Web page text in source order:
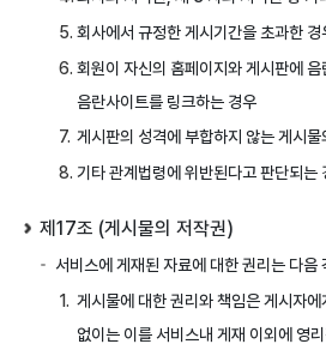
회사에서 규정한 게시기간을 초과한 경
회원이 자신의 홈페이지와 게시판에
음란사이트를 링크하는 경우
게시판의 성격에 부합하지 않는 게시물
기타 관계법령에 위반된다고 판단되는
제17조 (게시물의 저작권)
서비스에 게재된 자료에 대한 권리는 다음
게시물에 대한 권리와 책임은 게시자
없이는 이를 서비스내 게재 이외에 영